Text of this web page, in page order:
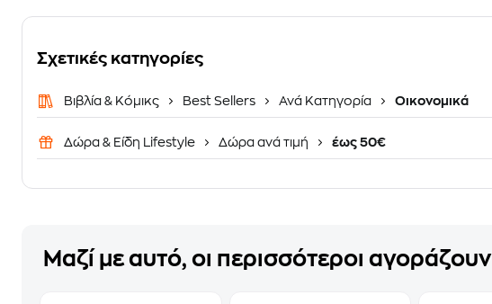
Σχετικές κατηγορίες
Βιβλία & Κόμικς Best Sellers Ανά Κατηγορία Οικονομικά
Δώρα & Είδη Lifestyle Δώρα ανά τιμή έως 50€
Μαζί με αυτό, οι περισσότεροι αγοράζουν